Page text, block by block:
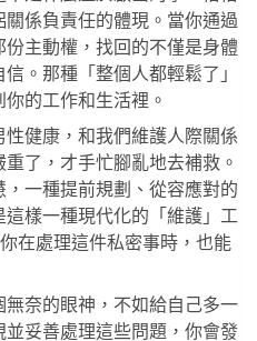
係負責任的體現。當你通過
主動權，找回的不僅是身體
。那種「整個人都輕鬆了」
的工作和生活裡。
健康，和我們維護人際關係
了，才手忙腳亂地去補救。
一種提前規劃、從容應對的
樣一種現代化的「維護」工
在處理這件私密事時，也能
奈的眼神，不如給自己多一
妥善處理這些問題，你會發